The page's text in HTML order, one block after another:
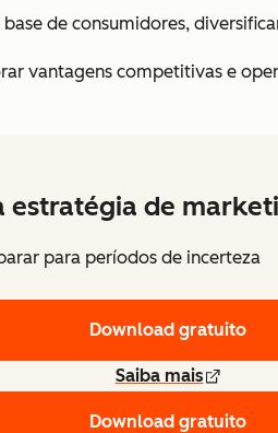
de consumidores,
vantagens competitivas e
estratégia de
para períodos de incerteza
Download gratuito
Saiba mais
Download gratuito